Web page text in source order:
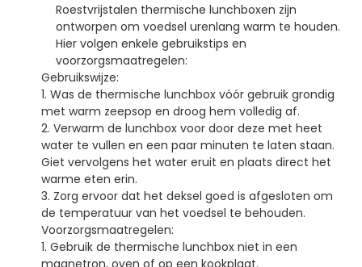
Roestvrijstalen thermische lunchboxen zijn
ontworpen om voedsel urenlang warm te houden.
Hier volgen enkele gebruikstips en
voorzorgsmaatregelen:
Gebruikswijze:
1. Was de thermische lunchbox vóór gebruik grondig
met warm zeepsop en droog hem volledig af.
2. Verwarm de lunchbox voor door deze met heet
water te vullen en een paar minuten te laten staan.
Giet vervolgens het water eruit en plaats direct het
warme eten erin.
3. Zorg ervoor dat het deksel goed is afgesloten om
de temperatuur van het voedsel te behouden.
Voorzorgsmaatregelen:
1. Gebruik de thermische lunchbox niet in een
magnetron, oven of op een kookplaat.